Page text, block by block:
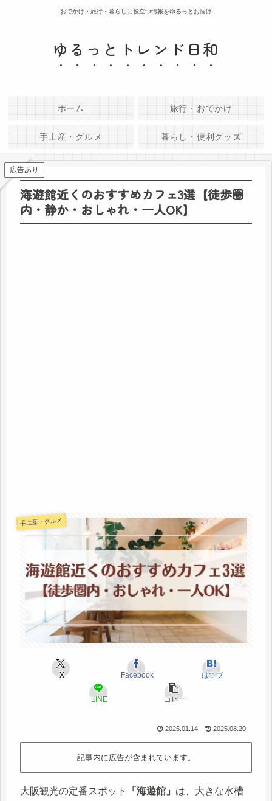
おでかけ・旅行・暮らしに役立つ情報をゆるっとお届け
ゆるっとトレンド日和
ホーム 旅行・おでかけ
手土産・グルメ 暮らし・便利グッズ
広告あり
海遊館近くのおすすめカフェ3選【徒歩圏
内・静か・おしゃれ・一人OK】
手土産・グルメ
X Facebook はてブ
LINE コピー
2025.01.14 2025.08.20
記事内に広告が含まれています。
大阪観光の定番スポット 「海遊館」 は、大きな水槽